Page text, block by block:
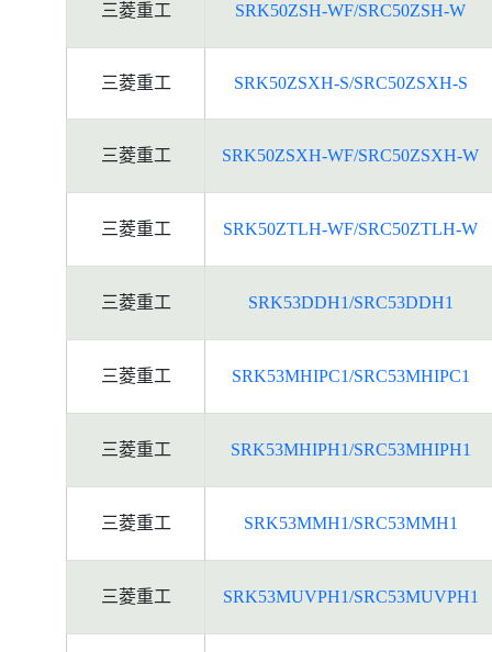
三菱重工 SRK50ZSH-WF/SRC50ZSH-W
三菱重工 SRK50ZSXH-S/SRC50ZSXH-S
三菱重工 SRK50ZSXH-WF/SRC50ZSXH-W
三菱重工 SRK50ZTLH-WF/SRC50ZTLH-W
三菱重工 SRK53DDH1/SRC53DDH1
三菱重工 SRK53MHIPC1/SRC53MHIPC1
三菱重工 SRK53MHIPH1/SRC53MHIPH1
三菱重工 SRK53MMH1/SRC53MMH1
三菱重工 SRK53MUVPH1/SRC53MUVPH1